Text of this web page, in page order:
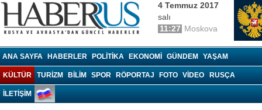
4 Temmuz 2017
salı
11:27 Moskova
ANA SAYFA HABERLER POLITIKA EKONOMI GÜNDEM YAŞAM
KÜLTÜR TURIZM BILIM SPOR RÖPORTAJ FOTO VIDEO RUSÇA
İLETİŞİM